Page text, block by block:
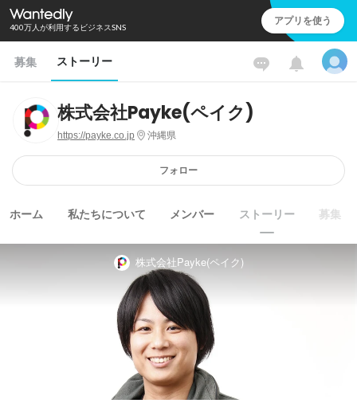
400万人が利用するビジネスSNS アプリを使う
募集 ストーリー
株式会社Payke(ペイク)
https://payke.co.jp 沖縄県
フォロー
ホーム 私たちについて メンバー ストーリー 募集
株式会社Payke(ペイク)